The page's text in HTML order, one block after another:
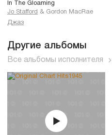
In The Gloaming
Jo Stafford & Gordon MacRae
Джаз
Другие альбомы
Все альбомы исполнителя